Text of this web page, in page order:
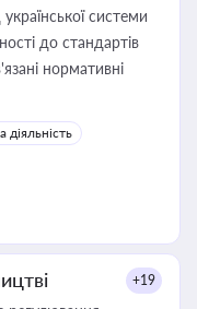
системи
до стандартів
нормативні
діяльність
+19